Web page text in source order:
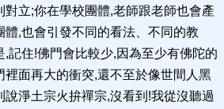
對立;你在學校團體,老師跟老師也會產
體,也會引發不同的看法、不同的教
記住!佛門會比較少,因為至少有佛陀的
裡面再大的衝突,還不至於像世間人黑
淨土宗火拚禪宗,沒看到!我從沒聽過